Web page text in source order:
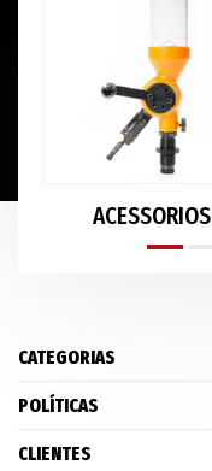
ACESSORIOS
CATEGORIAS
POLÍTICAS
CLIENTES